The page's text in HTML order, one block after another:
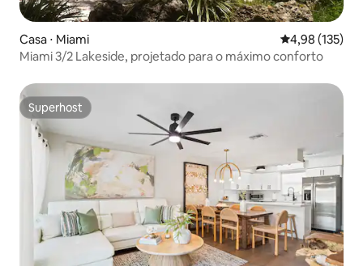
Casa ⋅ Miami 4,98 de uma
4,98 (135)
Miami 3/2 Lakeside, projetado para o máximo conforto
Superhost
Superhost